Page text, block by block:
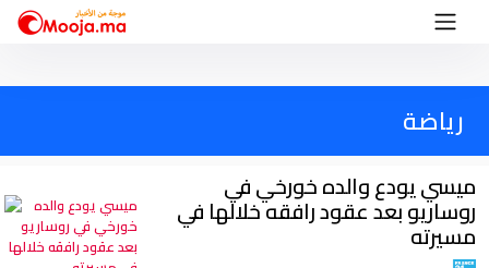
رياضة
ميسي يودع والده خورخي في
روساريو بعد عقود رافقه خلالها في
مسيرته